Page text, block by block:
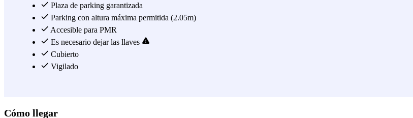
Plaza de parking garantizada
Parking con altura máxima permitida (2.05m)
Accesible para PMR
Es necesario dejar las llaves
Cubierto
Vigilado
Cómo llegar